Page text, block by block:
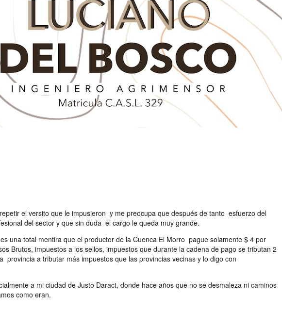
el versito que le impusieron y me preocupa que después de tanto esfuerzo del
del sector y que sin duda el cargo le queda muy grande.
una total mentira que el productor de la Cuenca El Morro pague solamente $ 4 por
Brutos, impuestos a los sellos, impuestos que durante la cadena de pago se tributan 2
a tributar más impuestos que las provincias vecinas y lo digo con
a mi ciudad de Justo Daract, donde hace años que no se desmaleza ni caminos
como eran.